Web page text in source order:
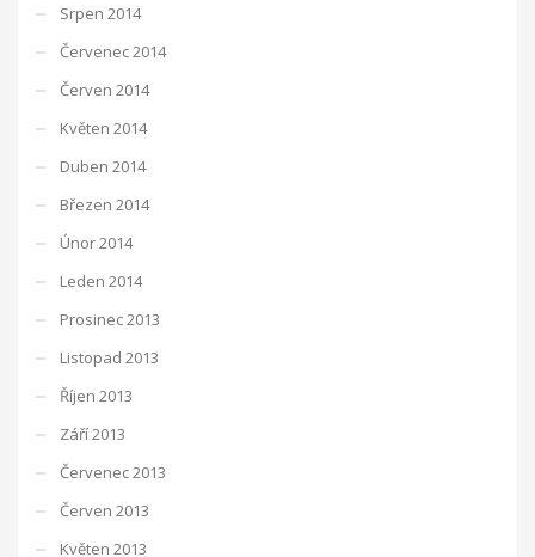
Srpen 2014
Červenec 2014
Červen 2014
Květen 2014
Duben 2014
Březen 2014
Únor 2014
Leden 2014
Prosinec 2013
Listopad 2013
Říjen 2013
Září 2013
Červenec 2013
Červen 2013
Květen 2013